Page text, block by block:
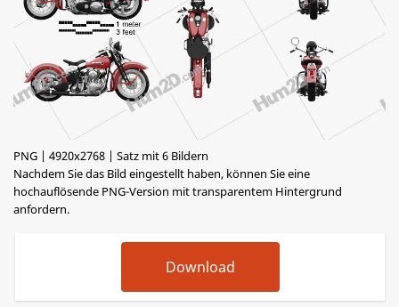
PNG | 4920x2768 | Satz mit 6 Bildern
Nachdem Sie das Bild eingestellt haben, können Sie eine
hochauflösende PNG-Version mit transparentem Hintergrund
anfordern.